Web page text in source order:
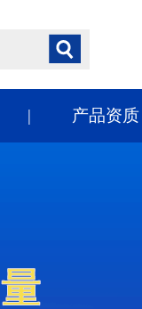
产品资质